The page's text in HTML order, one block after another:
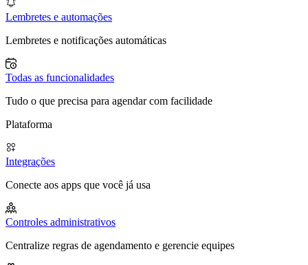
Lembretes e automações
Lembretes e notificações automáticas
Todas as funcionalidades
Tudo o que precisa para agendar com facilidade
Plataforma
Integrações
Conecte aos apps que você já usa
Controles administrativos
Centralize regras de agendamento e gerencie equipes